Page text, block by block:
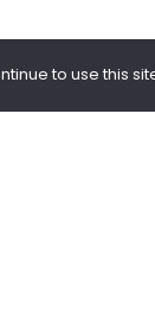
to use this